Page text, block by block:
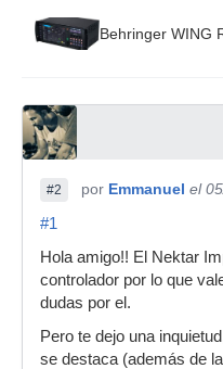
Behringer WING
#2 por Emmanuel el
#1
Hola amigo!! El Nektar
controlador por lo que
dudas por el.
Pero te dejo una
se destaca (además de